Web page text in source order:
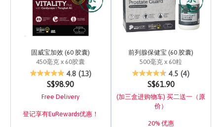
固威宝加效 (60 胶囊)
450毫克 x 60胶囊
5 out of 5 Customer Rating
4.8 (13)
S$98.90
Free Delivery
登记享有EuRewards优惠！
前列腺保健宝 (60 胶囊)
500毫克 x 60粒
4.9 out of 5 Customer
4.5 (4)
S$61.90
(加三盒进购物车) 买二送一（原
价）
20% 优惠